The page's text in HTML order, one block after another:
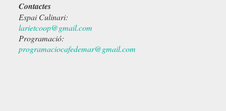
Contactes
Espai Culinari:
larietcoop@gmail.com
Programació:
programaciocafedemar@gmail.com